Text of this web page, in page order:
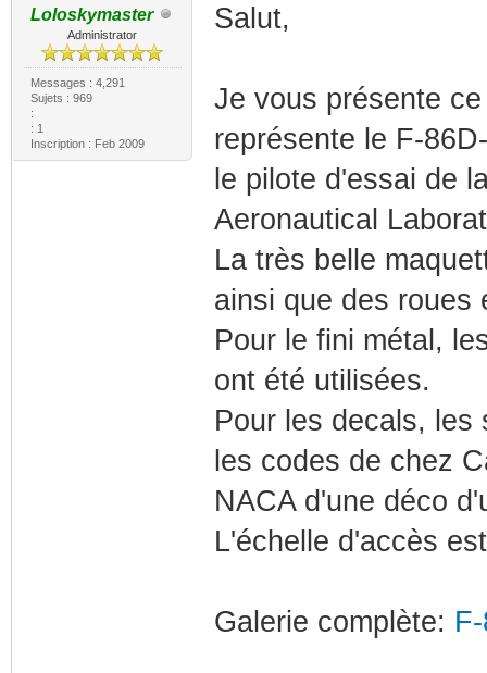
Loloskymaster
Administrator
Messages : 4,291
Sujets : 969
:
: 1
Inscription : Feb 2009
Salut,
Je vous présente
représente le F-
le pilote d'essai de
Aeronautical
La très belle
ainsi que des roues
Pour le fini métal,
ont été utilisées.
Pour les decals, les
les codes de chez
NACA d'une déco
L'échelle d'accès
Galerie complète: